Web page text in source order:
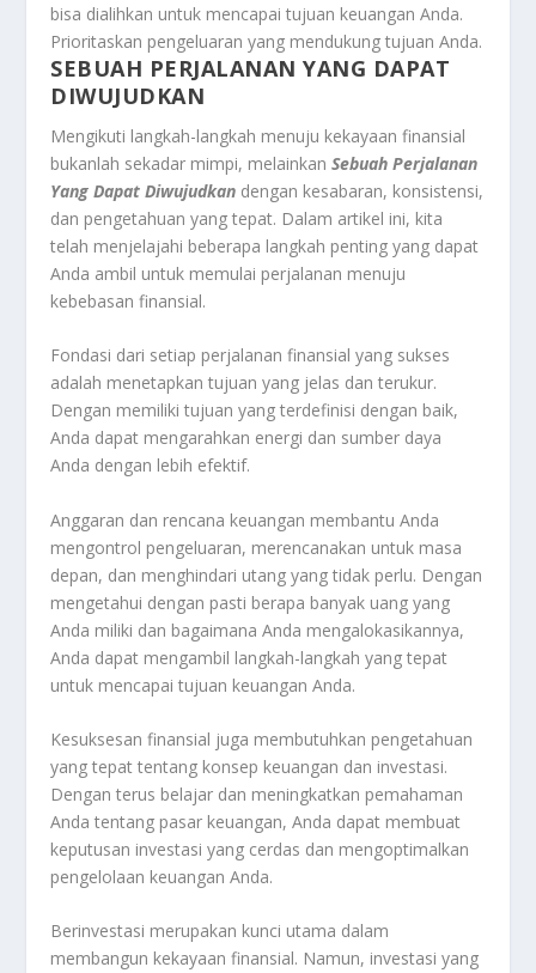
bisa dialihkan untuk mencapai tujuan keuangan Anda.
Prioritaskan pengeluaran yang mendukung tujuan Anda.
SEBUAH PERJALANAN YANG DAPAT
DIWUJUDKAN
Mengikuti langkah-langkah menuju kekayaan finansial
bukanlah sekadar mimpi, melainkanSebuah Perjalanan
Yang Dapat Diwujudkan dengan kesabaran, konsistensi,
dan pengetahuan yang tepat. Dalam artikel ini, kita
telah menjelajahi beberapa langkah penting yang dapat
Anda ambil untuk memulai perjalanan menuju
kebebasan finansial.
Fondasi dari setiap perjalanan finansial yang sukses
adalah menetapkan tujuan yang jelas dan terukur.
Dengan memiliki tujuan yang terdefinisi dengan baik,
Anda dapat mengarahkan energi dan sumber daya
Anda dengan lebih efektif.
Anggaran dan rencana keuangan membantu Anda
mengontrol pengeluaran, merencanakan untuk masa
depan, dan menghindari utang yang tidak perlu. Dengan
mengetahui dengan pasti berapa banyak uang yang
Anda miliki dan bagaimana Anda mengalokasikannya,
Anda dapat mengambil langkah-langkah yang tepat
untuk mencapai tujuan keuangan Anda.
Kesuksesan finansial juga membutuhkan pengetahuan
yang tepat tentang konsep keuangan dan investasi.
Dengan terus belajar dan meningkatkan pemahaman
Anda tentang pasar keuangan, Anda dapat membuat
keputusan investasi yang cerdas dan mengoptimalkan
pengelolaan keuangan Anda.
Berinvestasi merupakan kunci utama dalam
membangun kekayaan finansial. Namun, investasi yang